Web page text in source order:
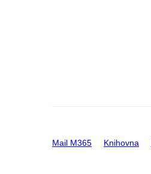
Mail M365 Knihovna